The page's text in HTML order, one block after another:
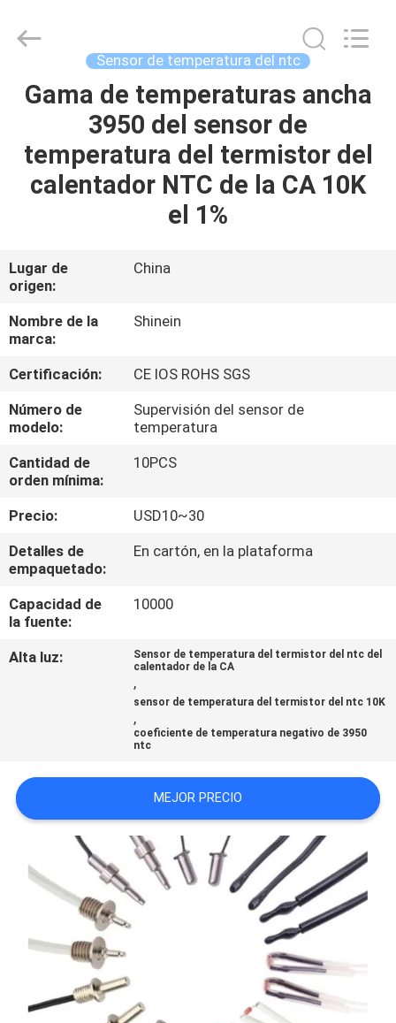
HOGAR
PRODUCTOS
VIAJE
DE
LA
FÁBRICA
CONTROL
DE
ÉNTRENOS
EN
CONTACTO
CON
UNA
CITA
VR
SHOW
MAPA
Electornics
Technology
Reserved.
Sensor de temperatura del ntc
Gama de temperaturas ancha
3950 del sensor de
temperatura del termistor del
calentador NTC de la CA 10K
el 1%
Lugar de
origen:
China
Nombre de la
marca:
Shinein
Certificación:
CE IOS ROHS SGS
Número de
modelo:
Supervisión del sensor de
temperatura
Cantidad de
orden mínima:
10PCS
Precio:
USD10~30
Detalles de
empaquetado:
En cartón, en la plataforma
Capacidad de
la fuente:
10000
Alta luz:
Sensor de temperatura del termistor del ntc del
calentador de la CA
,
sensor de temperatura del termistor del ntc 10K
,
coeficiente de temperatura negativo de 3950
ntc
MEJOR PRECIO